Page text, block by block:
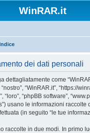
WinRAR.it
dei dati personali
dettagliatamente come
“WinRAR.it”, “https://
“loro”, “phpBB software”,
usano le informazioni raccolte
(in seguito “le tue
raccolte in due modi. In primo